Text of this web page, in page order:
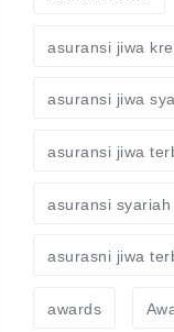
asuransi jiwa
asuransi jiwa
asuransi jiwa
asuransi syariah
asurasni jiwa
awards